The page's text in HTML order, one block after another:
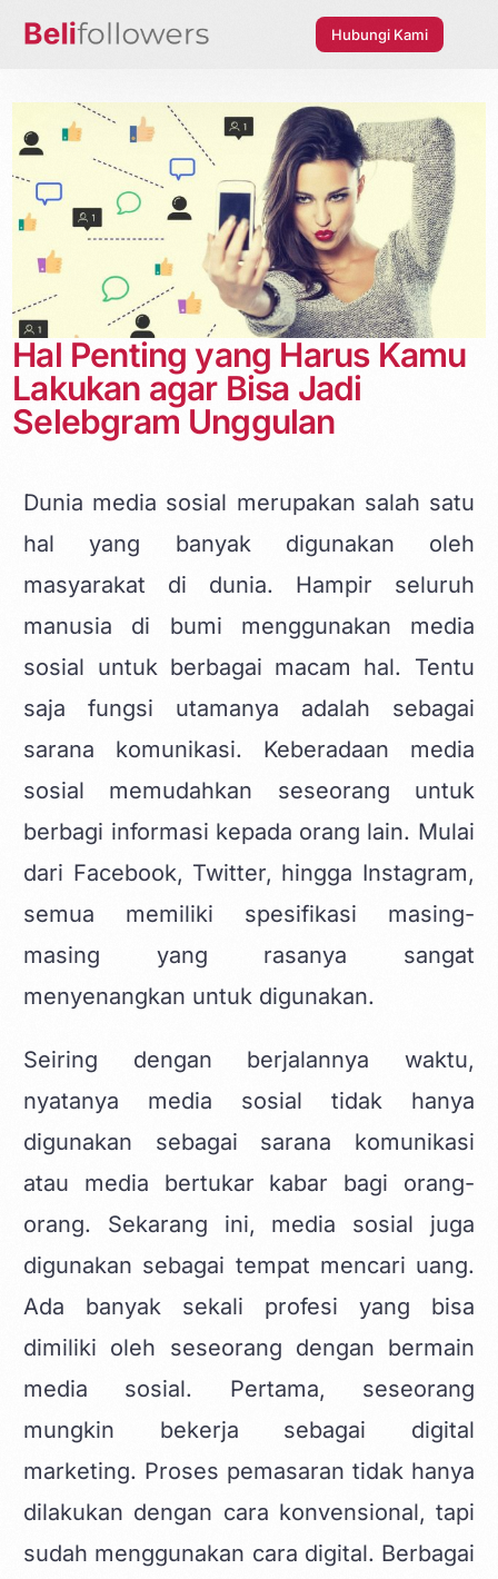
Hubungi Kami
Hal Penting yang Harus Kamu
Lakukan agar Bisa Jadi
Selebgram Unggulan
Dunia media sosial merupakan salah satu
hal yang banyak digunakan oleh
masyarakat di dunia. Hampir seluruh
manusia di bumi menggunakan media
sosial untuk berbagai macam hal. Tentu
saja fungsi utamanya adalah sebagai
sarana komunikasi. Keberadaan media
sosial memudahkan seseorang untuk
berbagi informasi kepada orang lain. Mulai
dari Facebook, Twitter, hingga Instagram,
semua memiliki spesifikasi masing-
masing yang rasanya sangat
menyenangkan untuk digunakan.
Seiring dengan berjalannya waktu,
nyatanya media sosial tidak hanya
digunakan sebagai sarana komunikasi
atau media bertukar kabar bagi orang-
orang. Sekarang ini, media sosial juga
digunakan sebagai tempat mencari uang.
Ada banyak sekali profesi yang bisa
dimiliki oleh seseorang dengan bermain
media sosial. Pertama, seseorang
mungkin bekerja sebagai digital
marketing. Proses pemasaran tidak hanya
dilakukan dengan cara konvensional, tapi
sudah menggunakan cara digital. Berbagai